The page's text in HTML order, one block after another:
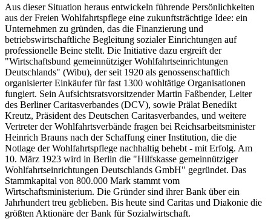
Aus dieser Situation heraus entwickeln führende Persönlichkeiten
aus der Freien Wohlfahrtspflege eine zukunftsträchtige Idee: ein
Unternehmen zu gründen, das die Finanzierung und
betriebswirtschaftliche Begleitung sozialer Einrichtungen auf
professionelle Beine stellt. Die Initiative dazu ergreift der
"Wirtschaftsbund gemeinnütziger Wohlfahrtseinrichtungen
Deutschlands" (Wibu), der seit 1920 als genossenschaftlich
organisierter Einkäufer für fast 1300 wohltätige Organisationen
fungiert. Sein Aufsichtsratsvorsitzender Martin Faßbender, Leiter
des Berliner Caritasverbandes (DCV), sowie Prälat Benedikt
Kreutz, Präsident des Deutschen Caritasverbandes, und weitere
Vertreter der Wohlfahrtsverbände fragen bei Reichsarbeitsminister
Heinrich Brauns nach der Schaffung einer Institution, die die
Notlage der Wohlfahrtspflege nachhaltig behebt - mit Erfolg. Am
10. März 1923 wird in Berlin die "Hilfskasse gemeinnütziger
Wohlfahrtseinrichtungen Deutschlands GmbH" gegründet. Das
Stammkapital von 800.000 Mark stammt vom
Wirtschaftsministerium. Die Gründer sind ihrer Bank über ein
Jahrhundert treu geblieben. Bis heute sind Caritas und Diakonie die
größten Aktionäre der Bank für Sozialwirtschaft.